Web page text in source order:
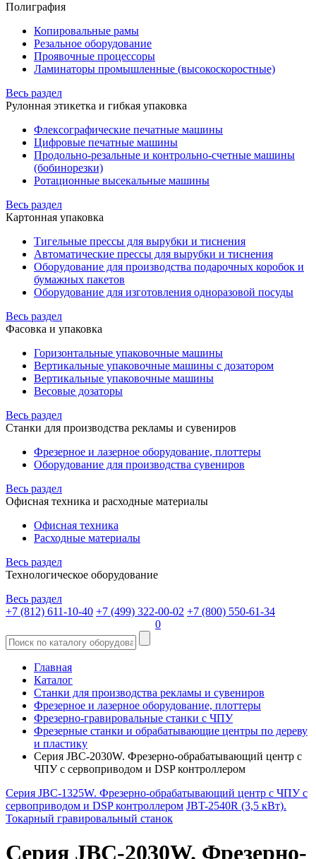
Полиграфия
Копировальные рамы
Резальное оборудование
Проявочные процессоры
Ламинаторы промышленные (высокоскоростные)
Весь раздел
Рулонная этикетка и гибкая упаковка
Флексографические печатные машины
Цифровые печатные машины
Продольно-резальные и контрольно-счетные машины
(бобинорезки)
Ротационные высекальные машины
Весь раздел
Картонная упаковка
Тигельные прессы для вырубки и тиснения
Автоматические прессы для вырубки и тиснения
Оборудование для производства подарочных коробок и
бумажных пакетов
Оборудование для изготовления одноразовой посуды
Весь раздел
Фасовка и упаковка
Горизонтальные упаковочные машины
Вертикальные упаковочные машины с дозатором
Вертикальные упаковочные машины
Весовые дозаторы
Весь раздел
Станки для производства рекламы и сувениров
Фрезерное и лазерное оборудование, плоттеры
Оборудование для производства сувениров
Весь раздел
Офисная техника и расходные материалы
Офисная техника
Расходные материалы
Весь раздел
Технологическое оборудование
Весь раздел
+7 (812) 611-10-40 +7 (499) 322-00-02 +7 (800) 550-61-34
0
Главная
Каталог
Станки для производства рекламы и сувениров
Фрезерное и лазерное оборудование, плоттеры
Фрезерно-гравировальные станки с ЧПУ
Фрезерные станки и обрабатывающие центры по дереву
и пластику
Серия JBC-2030W. Фрезерно-обрабатывающий центр с
ЧПУ с сервоприводом и DSP контроллером
Серия JBC-1325W. Фрезерно-обрабатывающий центр с ЧПУ с
сервоприводом и DSP контроллером JBT-2540R (3,5 кВт).
Токарный гравировальный станок
Серия JBC-2030W. Фрезерно-